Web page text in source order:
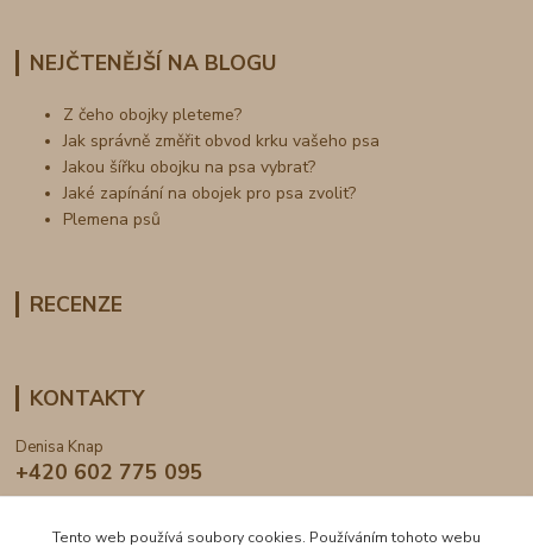
NEJČTENĚJŠÍ NA BLOGU
Z čeho obojky pleteme?
Jak správně změřit obvod krku vašeho psa
Jakou šířku obojku na psa vybrat?
Jaké zapínání na obojek pro psa zvolit?
Plemena psů
RECENZE
KONTAKTY
Denisa Knap
+420 602 775 095
Tento web používá soubory cookies. Používáním tohoto webu